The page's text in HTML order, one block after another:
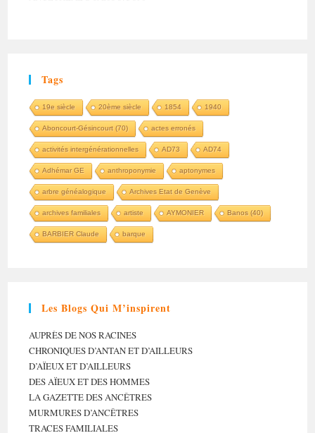
Tags
19e siècle 20ème siècle 1854 1940
Aboncourt-Gésincourt (70) actes erronés
activités intergénérationnelles AD73 AD74
Adhémar GE anthroponymie aptonymes
arbre généalogique Archives Etat de Genève
archives familiales artiste AYMONIER Banos (40)
BARBIER Claude barque
Les Blogs Qui M’inspirent
AUPRÈS DE NOS RACINES
CHRONIQUES D’ANTAN ET D’AILLEURS
D’AÏEUX ET D’AILLEURS
DES AÏEUX ET DES HOMMES
LA GAZETTE DES ANCÊTRES
MURMURES D’ANCÊTRES
TRACES FAMILIALES